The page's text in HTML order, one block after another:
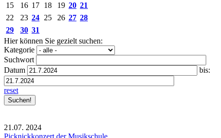
15
16 17 18 19 20 21
22
23 24 25 26 27 28
29
30 31
Hier können Sie gezielt suchen:
Kategorie
Suchwort
Datum
bis:
reset
21.07. 2024
Picknickkonzert der Musikschule